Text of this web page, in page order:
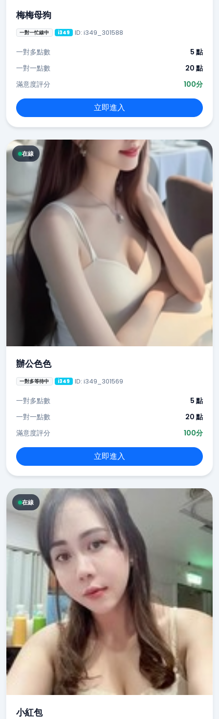
梅梅母狗
一對一忙線中 i349 ID: i349_301588
一對多點數
5 點
一對一點數
20 點
滿意度評分
100分
立即進入
在線
辦公色色
一對多等待中 i349 ID: i349_301569
一對多點數
5 點
一對一點數
20 點
滿意度評分
100分
立即進入
在線
小紅包